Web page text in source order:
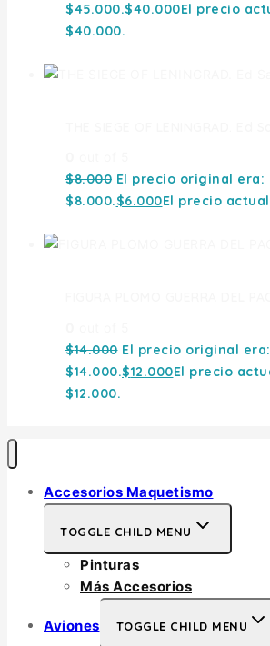
$45.000.$40.000El precio
$40.000.
$8.000 El precio original era:
$8.000.$6.000El precio
$14.000 El precio original era:
$14.000.$12.000El precio
$12.000.
Accesorios Maquetismo
TOGGLE CHILD MENU
Pinturas
Más Accesorios
Aviones TOGGLE CHILD MENU